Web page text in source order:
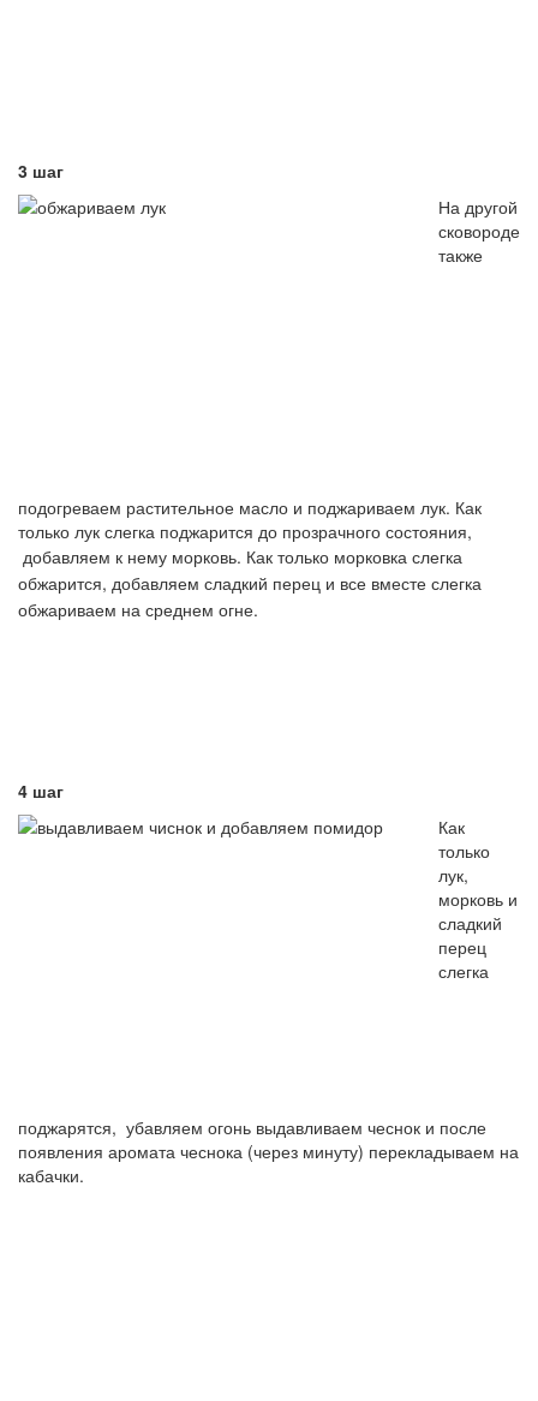
3 шаг
На другой
сковороде
также
подогреваем растительное масло и поджариваем лук. Как
только лук слегка поджарится до прозрачного состояния,
добавляем к нему морковь. Как только морковка слегка
обжарится, добавляем сладкий перец и все вместе слегка
обжариваем на среднем огне.
4 шаг
Как
только
лук,
морковь и
сладкий
перец
слегка
поджарятся, убавляем огонь выдавливаем чеснок и после
появления аромата чеснока (через минуту) перекладываем на
кабачки.